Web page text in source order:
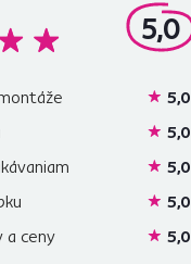
5,0
5,0
5,0
5,0
5,0
a ceny
5,0